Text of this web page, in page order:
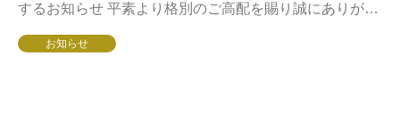
するお知らせ 平素より格別のご高配を賜り誠にありがと
ットと美容医療マーケットのさらなる融合と進化を目...
お知らせ